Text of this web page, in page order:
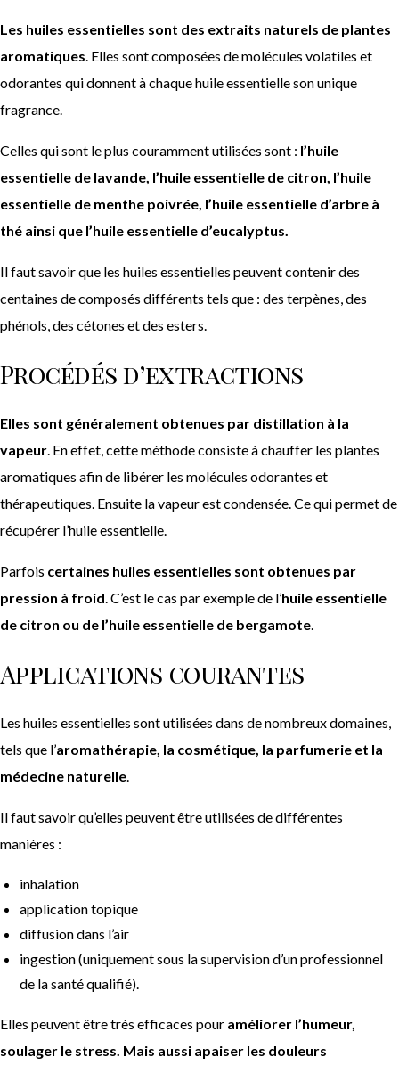
Les huiles essentielles sont des extraits naturels de plantes
aromatiques . Elles sont composées de molécules volatiles et
odorantes qui donnent à chaque huile essentielle son unique
fragrance.
Celles qui sont le plus couramment utilisées sont : l’huile
essentielle de lavande, l’huile essentielle de citron, l’huile
essentielle de menthe poivrée, l’huile essentielle d’arbre à
thé ainsi que l’huile essentielle d’eucalyptus.
Il faut savoir que les huiles essentielles peuvent contenir des
centaines de composés différents tels que : des terpènes, des
phénols, des cétones et des esters.
Procédés d’extractions
Elles sont généralement obtenues par distillation à la
vapeur . En effet, cette méthode consiste à chauffer les plantes
aromatiques afin de libérer les molécules odorantes et
thérapeutiques. Ensuite la vapeur est condensée. Ce qui permet de
récupérer l’huile essentielle.
Parfois certaines huiles essentielles sont obtenues par
pression à froid . C’est le cas par exemple de l’huile essentielle
de citron ou de l’huile essentielle de bergamote
Applications courantes
Les huiles essentielles sont utilisées dans de nombreux domaines,
tels que l’aromathérapie, la cosmétique, la parfumerie et la
médecine naturelle
Il faut savoir qu’elles peuvent être utilisées de différentes
manières :
inhalation
application topique
diffusion dans l’air
ingestion (uniquement sous la supervision d’un professionnel
de la santé qualifié).
Elles peuvent être très efficaces pour améliorer l’humeur,
soulager le stress. Mais aussi apaiser les douleurs